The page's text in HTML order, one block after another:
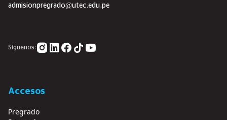
admisionpregrado@utec.edu.pe
Síguenos:
Accesos
Pregrado